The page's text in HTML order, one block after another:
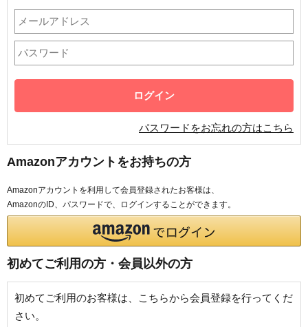
パスワードをお忘れの方はこちら
Amazonアカウントをお持ちの方
Amazonアカウントを利用して会員登録されたお客様は、
AmazonのID、パスワードで、ログインすることができます。
初めてご利用の方・会員以外の方
初めてご利用のお客様は、こちらから会員登録を行ってくだ
さい。